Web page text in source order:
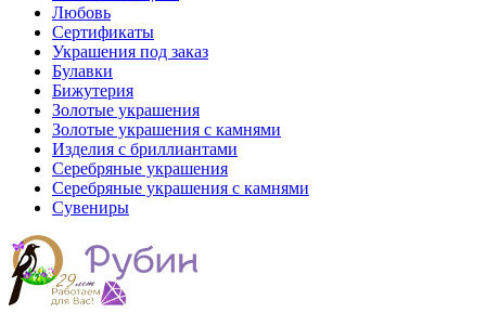
Любовь
Сертификаты
Украшения под заказ
Булавки
Бижутерия
Золотые украшения
Золотые украшения с камнями
Изделия с бриллиантами
Серебряные украшения
Серебряные украшения с камнями
Сувениры